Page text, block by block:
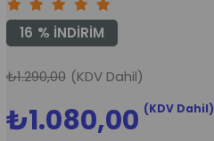
%
16 İNDIRIM
₺1.290,00 (KDV Dahil)
₺1.080,00 (KDV Dahil)